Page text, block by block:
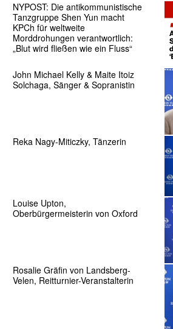
NYPOST: Die antikommunistische
Tanzgruppe Shen Yun macht
KPCh für weltweite
Morddrohungen verantwortlich:
„Blut wird fließen wie ein Fluss“
John Michael Kelly & Maite Itoiz
Solchaga, Sänger & Sopranistin
Reka Nagy-Miticzky, Tänzerin
Louise Upton,
Oberbürgermeisterin von Oxford
Rosalie Gräfin von Landsberg-
Velen, Reitturnier-Veranstalterin